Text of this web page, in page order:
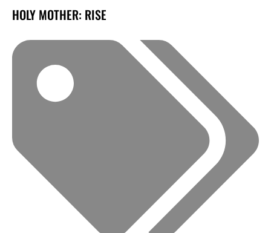
HOLY MOTHER: RISE